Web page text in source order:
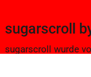
sugarscroll
sugarscroll wurde